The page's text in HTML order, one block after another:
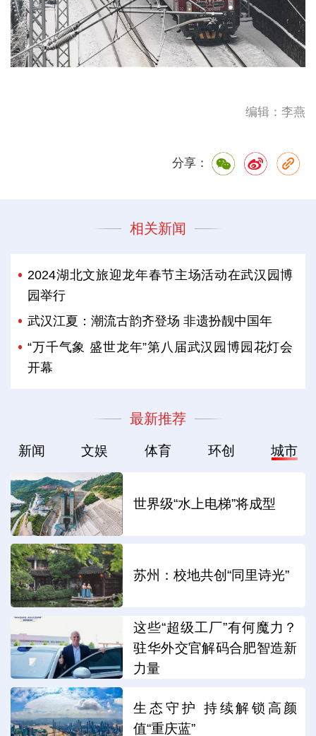
编辑：李燕
分享：
相关新闻
2024湖北文旅迎龙年春节主场活动在武汉园博
园举行
武汉江夏：潮流古韵齐登场 非遗扮靓中国年
“万千气象 盛世龙年”第八届武汉园博园花灯会
开幕
最新推荐
新闻 文娱 体育 环创 城市
世界级“水上电梯”将成型
苏州：校地共创“同里诗光”
这些“超级工厂”有何魔力？
驻华外交官解码合肥智造新
力量
生态守护 持续解锁高颜
值“重庆蓝”